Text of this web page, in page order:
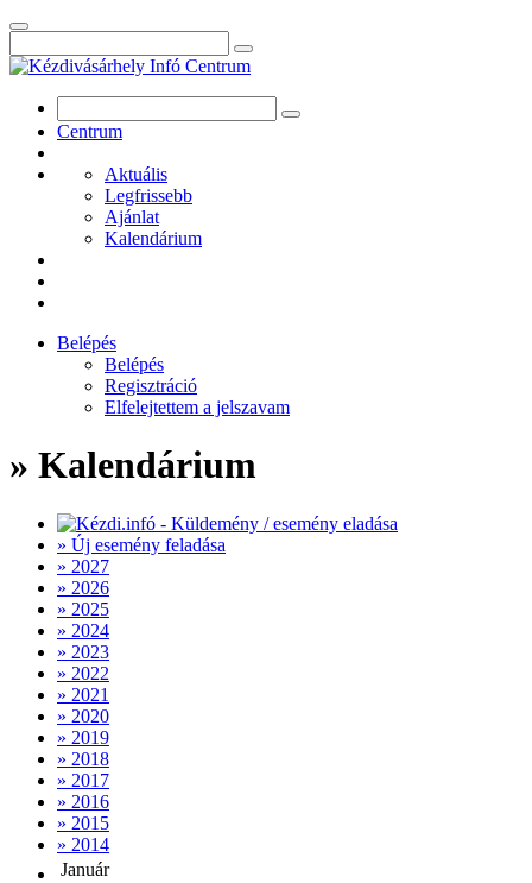
Centrum
Aktuális
Legfrissebb
Ajánlat
Kalendárium
Belépés
Belépés
Regisztráció
Elfelejtettem a jelszavam
» Kalendárium
» Új esemény feladása
» 2027
» 2026
» 2025
» 2024
» 2023
» 2022
» 2021
» 2020
» 2019
» 2018
» 2017
» 2016
» 2015
» 2014
Január